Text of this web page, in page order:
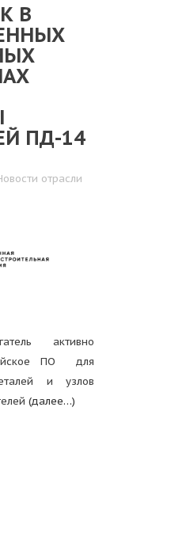
В
ПД-14
отрасли
активно
ПО для
и узлов
(далее…)